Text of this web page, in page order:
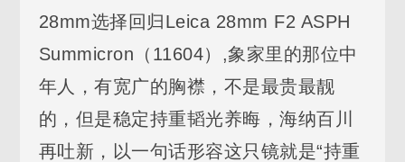
28mm选择回归Leica 28mm F2 ASPH
Summicron（11604）,象家里的那位中
年人，有宽广的胸襟，不是最贵最靓
的，但是稳定持重韬光养晦，海纳百川
再吐新，以一句话形容这只镜就是“持重